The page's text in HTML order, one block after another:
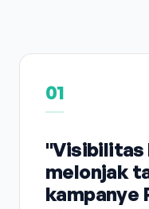
01
"Visibilitas
melonjak
kampanye